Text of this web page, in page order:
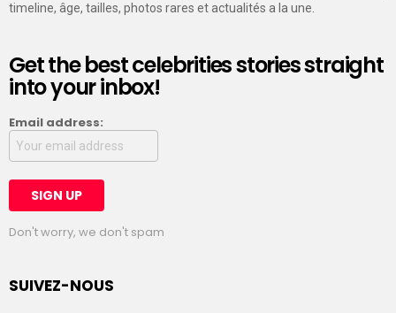
timeline, âge, tailles, photos rares et actualités a la une.
Get the best celebrities stories straight
into your inbox!
Email address:
Don't worry, we don't spam
SUIVEZ-NOUS